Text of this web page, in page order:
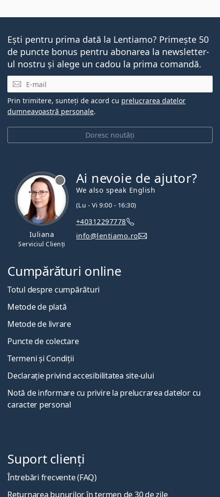
Ești pentru prima dată la Lentiamo? Primește 50
de puncte bonus pentru abonarea la newsletter-
ul nostru și alege un cadou la prima comandă.
E-mail
Doresc noutăți
Prin trimitere, sunteți de acord cu prelucrarea datelor
dumneavoastră personale.
Iuliana
Serviciul Clienți
Ai nevoie de ajutor?
We also speak English
(Lu - Vi 9:00 - 16:30)
+40312297778
info@lentiamo.ro
Cumpărături online
Totul despre cumpărături
Metode de plată
Metode de livrare
Puncte de colectare
Termeni și Condiții
Declarație privind accesibilitatea site-ului
Notă de informare cu privire la prelucrarea datelor cu
caracter personal
Suport clienți
Întrebări frecvente (FAQ)
Returnarea bunurilor în termen de 30 de zile